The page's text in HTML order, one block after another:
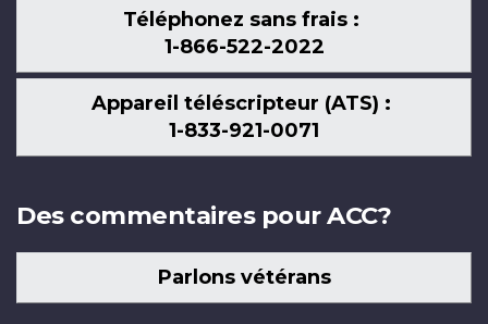
Téléphonez sans frais :
1-866-522-2022
Appareil téléscripteur (ATS) :
1-833-921-0071
Des commentaires pour ACC?
Parlons vétérans